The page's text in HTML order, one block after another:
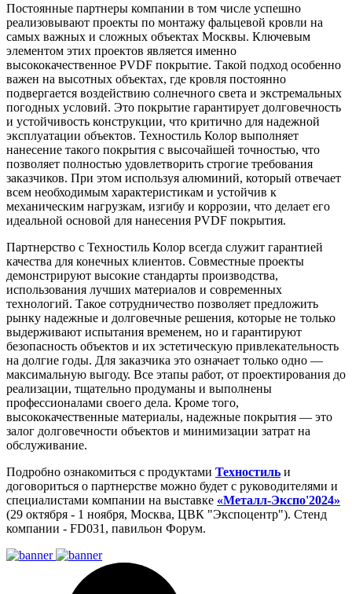
Постоянные партнеры компании в том числе успешно
реализовывают проекты по монтажу фальцевой кровли на
самых важных и сложных объектах Москвы. Ключевым
элементом этих проектов является именно
высококачественное PVDF покрытие. Такой подход особенно
важен на высотных объектах, где кровля постоянно
подвергается воздействию солнечного света и экстремальных
погодных условий. Это покрытие гарантирует долговечность
и устойчивость конструкции, что критично для надежной
эксплуатации объектов. Техностиль Колор выполняет
нанесение такого покрытия с высочайшей точностью, что
позволяет полностью удовлетворить строгие требования
заказчиков. При этом используя алюминий, который отвечает
всем необходимым характеристикам и устойчив к
механическим нагрузкам, изгибу и коррозии, что делает его
идеальной основой для нанесения PVDF покрытия.
Партнерство с Техностиль Колор всегда служит гарантией
качества для конечных клиентов. Совместные проекты
демонстрируют высокие стандарты производства,
использования лучших материалов и современных
технологий. Такое сотрудничество позволяет предложить
рынку надежные и долговечные решения, которые не только
выдерживают испытания временем, но и гарантируют
безопасность объектов и их эстетическую привлекательность
на долгие годы. Для заказчика это означает только одно —
максимальную выгоду. Все этапы работ, от проектирования до
реализации, тщательно продуманы и выполнены
профессионалами своего дела. Кроме того,
высококачественные материалы, надежные покрытия — это
залог долговечности объектов и минимизации затрат на
обслуживание.
Подробно ознакомиться с продуктами Техностиль и
договориться о партнерстве можно будет с руководителями и
специалистами компании на выставке «Металл-Экспо'2024»
(29 октября - 1 ноября, Москва, ЦВК "Экспоцентр"). Стенд
компании - FD031, павильон Форум.